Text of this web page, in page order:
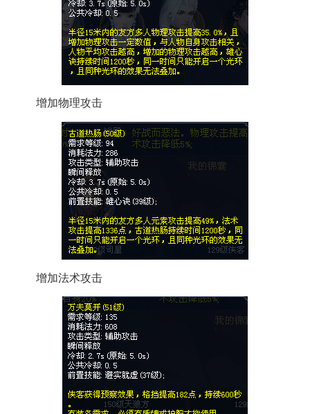
增加物理攻击
增加法术攻击